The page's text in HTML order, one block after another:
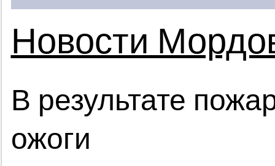
Новости
В результате
ожоги